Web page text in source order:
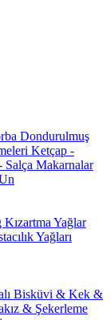
Dondurulmuş
Ketçap -
Salça Makarnalar
Kızartma Yağlar
Yağları
Bisküvi & Kek &
& Şekerleme